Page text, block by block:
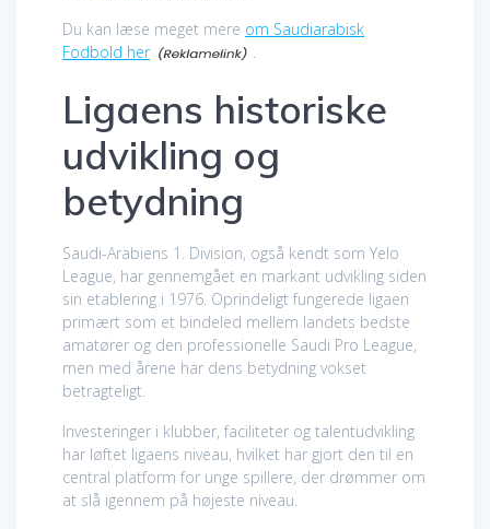
Du kan læse meget mere om Saudiarabisk
Fodbold her
Ligaens historiske
udvikling og
betydning
Saudi-Arabiens 1. Division, også kendt som Yelo
League, har gennemgået en markant udvikling siden
sin etablering i 1976. Oprindeligt fungerede ligaen
primært som et bindeled mellem landets bedste
amatører og den professionelle Saudi Pro League,
men med årene har dens betydning vokset
betragteligt.
Investeringer i klubber, faciliteter og talentudvikling
har løftet ligaens niveau, hvilket har gjort den til en
central platform for unge spillere, der drømmer om
at slå igennem på højeste niveau.